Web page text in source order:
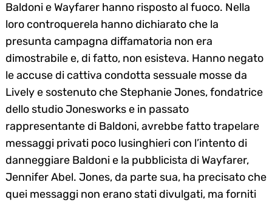
Baldoni e Wayfarer hanno risposto al fuoco. Nella
loro controquerela hanno dichiarato che la
presunta campagna diffamatoria non era
dimostrabile e, di fatto, non esisteva. Hanno negato
le accuse di cattiva condotta sessuale mosse da
Lively e sostenuto che Stephanie Jones, fondatrice
dello studio Jonesworks e in passato
rappresentante di Baldoni, avrebbe fatto trapelare
messaggi privati poco lusinghieri con l’intento di
danneggiare Baldoni e la pubblicista di Wayfarer,
Jennifer Abel. Jones, da parte sua, ha precisato che
quei messaggi non erano stati divulgati, ma forniti